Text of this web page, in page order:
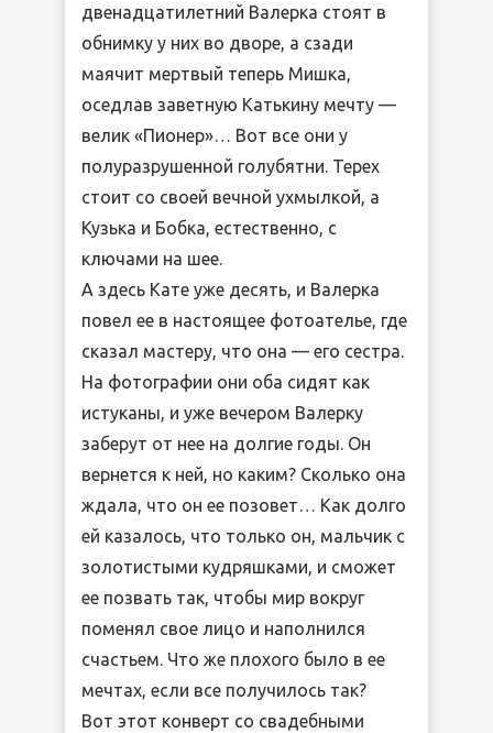
двенадцатилетний Валерка стоят в
обнимку у них во дворе, а сзади
маячит мертвый теперь Мишка,
оседлав заветную Катькину мечту —
велик «Пионер»… Вот все они у
полуразрушенной голубятни. Терех
стоит со своей вечной ухмылкой, а
Кузька и Бобка, естественно, с
ключами на шее.
А здесь Кате уже десять, и Валерка
повел ее в настоящее фотоателье, где
сказал мастеру, что она — его сестра.
На фотографии они оба сидят как
истуканы, и уже вечером Валерку
заберут от нее на долгие годы. Он
вернется к ней, но каким? Сколько она
ждала, что он ее позовет… Как долго
ей казалось, что только он, мальчик с
золотистыми кудряшками, и сможет
ее позвать так, чтобы мир вокруг
поменял свое лицо и наполнился
счастьем. Что же плохого было в ее
мечтах, если все получилось так?
Вот этот конверт со свадебными